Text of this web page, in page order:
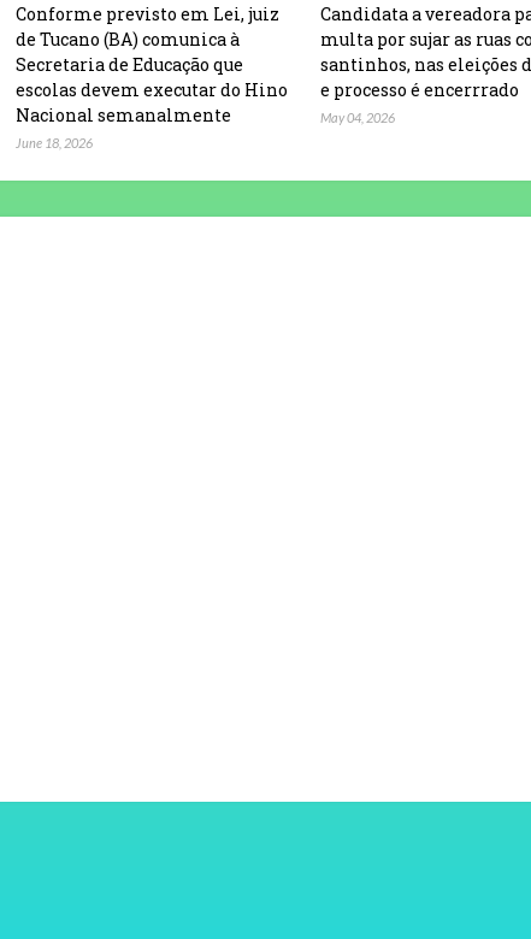
Conforme previsto em Lei, juiz
de Tucano (BA) comunica à
Secretaria de Educação que
escolas devem executar do Hino
Nacional semanalmente
June 18, 2026
Candidata a vereadora
multa por sujar as ruas
santinhos, nas eleições
e processo é encerrrado
May 04, 2026